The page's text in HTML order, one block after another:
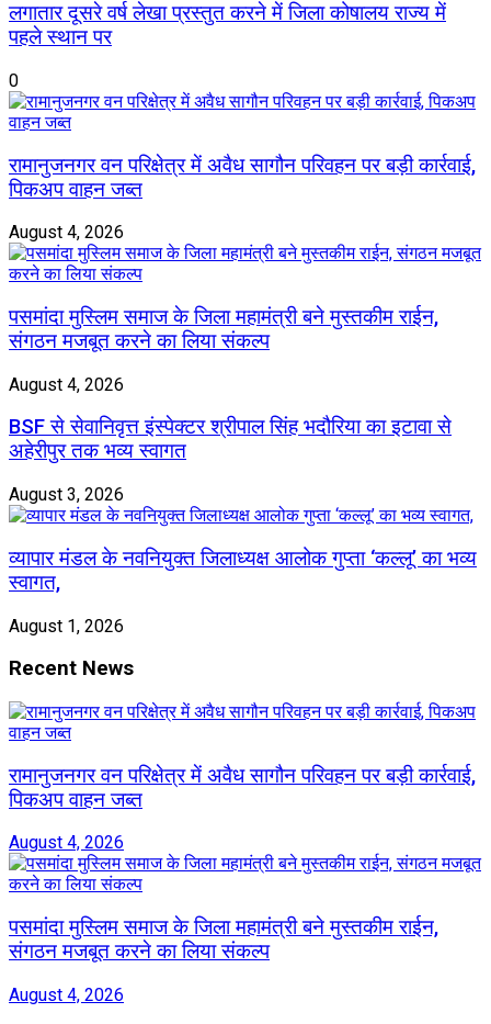
लगातार दूसरे वर्ष लेखा प्रस्तुत करने में जिला कोषालय राज्य में
पहले स्थान पर
0
रामानुजनगर वन परिक्षेत्र में अवैध सागौन परिवहन पर बड़ी कार्रवाई,
पिकअप वाहन जब्त
August 4, 2026
पसमांदा मुस्लिम समाज के जिला महामंत्री बने मुस्तकीम राईन,
संगठन मजबूत करने का लिया संकल्प
August 4, 2026
BSF से सेवानिवृत्त इंस्पेक्टर श्रीपाल सिंह भदौरिया का इटावा से
अहेरीपुर तक भव्य स्वागत
August 3, 2026
व्यापार मंडल के नवनियुक्त जिलाध्यक्ष आलोक गुप्ता ‘कल्लू’ का भव्य
स्वागत,
August 1, 2026
Recent News
रामानुजनगर वन परिक्षेत्र में अवैध सागौन परिवहन पर बड़ी कार्रवाई,
पिकअप वाहन जब्त
August 4, 2026
पसमांदा मुस्लिम समाज के जिला महामंत्री बने मुस्तकीम राईन,
संगठन मजबूत करने का लिया संकल्प
August 4, 2026